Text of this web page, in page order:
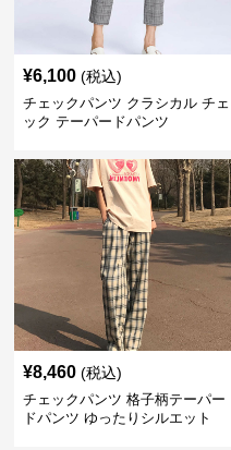
¥6,100 (税込)
チェックパンツ クラシカル チェ
ック テーパードパンツ
¥8,460 (税込)
チェックパンツ 格子柄テーパー
ドパンツ ゆったりシルエット